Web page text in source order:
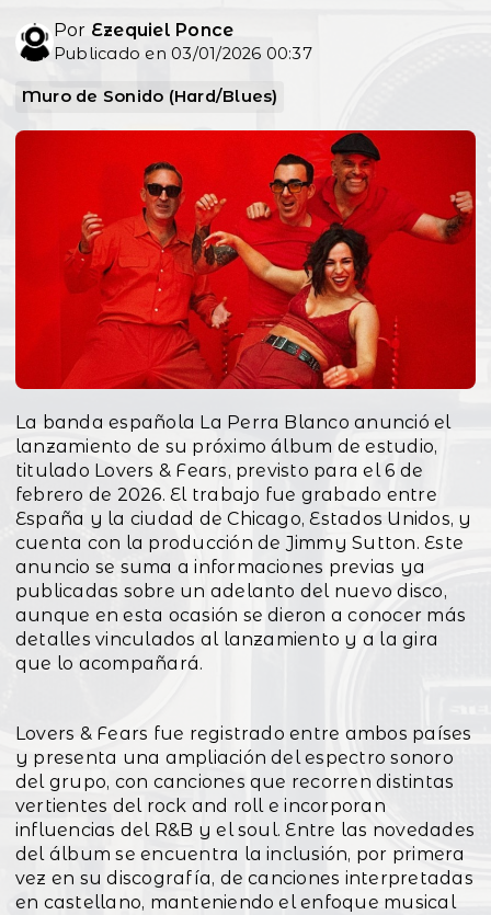
Por Ezequiel Ponce
Publicado en 03/01/2026 00:37
Muro de Sonido (Hard/Blues)
La banda española La Perra Blanco anunció el
lanzamiento de su próximo álbum de estudio,
titulado Lovers & Fears, previsto para el 6 de
febrero de 2026. El trabajo fue grabado entre
España y la ciudad de Chicago, Estados Unidos, y
cuenta con la producción de Jimmy Sutton. Este
anuncio se suma a informaciones previas ya
publicadas sobre un adelanto del nuevo disco,
aunque en esta ocasión se dieron a conocer más
detalles vinculados al lanzamiento y a la gira
que lo acompañará.
Lovers & Fears fue registrado entre ambos países
y presenta una ampliación del espectro sonoro
del grupo, con canciones que recorren distintas
vertientes del rock and roll e incorporan
influencias del R&B y el soul. Entre las novedades
del álbum se encuentra la inclusión, por primera
vez en su discografía, de canciones interpretadas
en castellano, manteniendo el enfoque musical